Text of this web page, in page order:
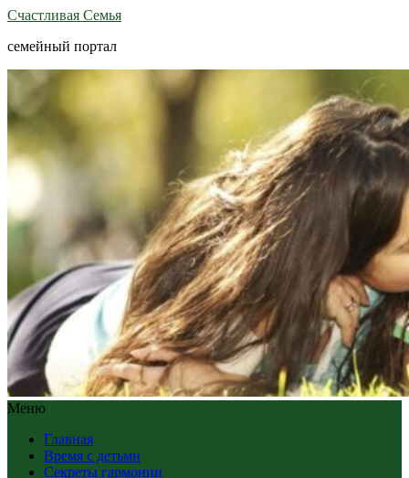
Счастливая Семья
семейный портал
Меню
Главная
Время с детьми
Секреты гармонии